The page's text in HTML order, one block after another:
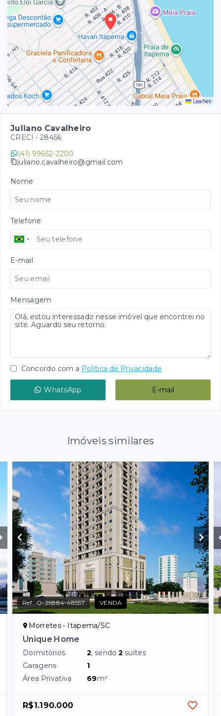
Leaflet
Juliano Cavalheiro
CRECI - 28456
(41) 99652-2200
juliano.cavalheiro@gmail.com
Nome
Telefone
E-mail
Mensagem
Concordo com a Política de Privacidade
WhatsApp E-mail
Imóveis similares
Ref.: O-29884-48557 VENDA
Morretes - Itapema/SC
Unique Home
Dormitórios 2, sendo2 suítes
Garagens
1
Área Privativa
69m²
R$1.190.000